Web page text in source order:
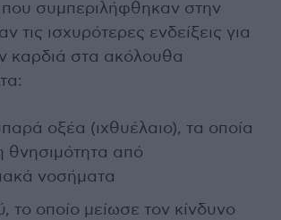
συμπεριλήφθηκαν στην
τις ισχυρότερες ενδείξεις για
καρδιά στα ακόλουθα
οξέα (ιχθυέλαιο), τα οποία
θνησιμότητα από
νοσήματα
το οποίο μείωσε τον κίνδυνο